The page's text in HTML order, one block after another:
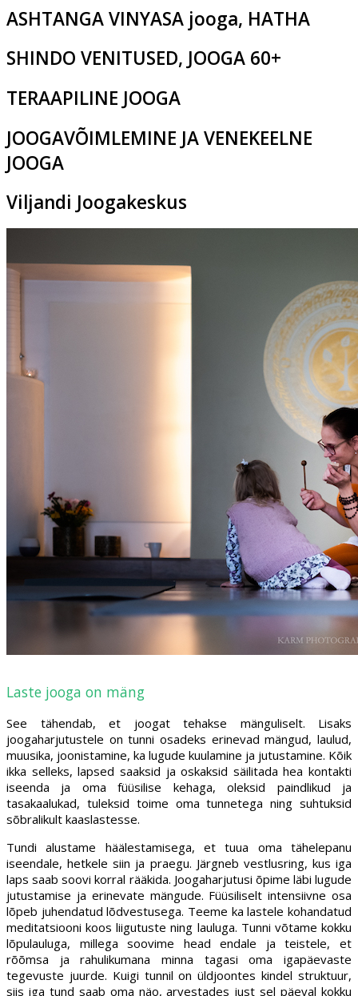
ASHTANGA VINYASA jooga, HATHA
SHINDO VENITUSED, JOOGA 60+
TERAAPILINE JOOGA
JOOGAVÕIMLEMINE JA VENEKEELNE
JOOGA
Viljandi Joogakeskus
Oled oodatud!
Laste jooga on mäng
See tähendab, et joogat tehakse mänguliselt. Lisaks
joogaharjutustele on tunni osadeks erinevad mängud, laulud,
muusika, joonistamine, ka lugude kuulamine ja jutustamine. Kõik
ikka selleks, lapsed saaksid ja oskaksid säilitada hea kontakti
iseenda ja oma füüsilise kehaga, oleksid paindlikud ja
tasakaalukad, tuleksid toime oma tunnetega ning suhtuksid
sõbralikult kaaslastesse.
Tundi alustame häälestamisega, et tuua oma tähelepanu
iseendale, hetkele siin ja praegu. Järgneb vestlusring, kus iga
laps saab soovi korral rääkida. Joogaharjutusi õpime läbi lugude
jutustamise ja erinevate mängude. Füüsiliselt intensiivne osa
lõpeb juhendatud lõdvestusega. Teeme ka lastele kohandatud
meditatsiooni koos liigutuste ning lauluga. Tunni võtame kokku
lõpulauluga, millega soovime head endale ja teistele, et
rõõmsa ja rahulikumana minna tagasi oma igapäevaste
tegevuste juurde. Kuigi tunnil on üldjoontes kindel struktuur,
siis iga tund saab oma näo, arvestades just sel päeval kokku